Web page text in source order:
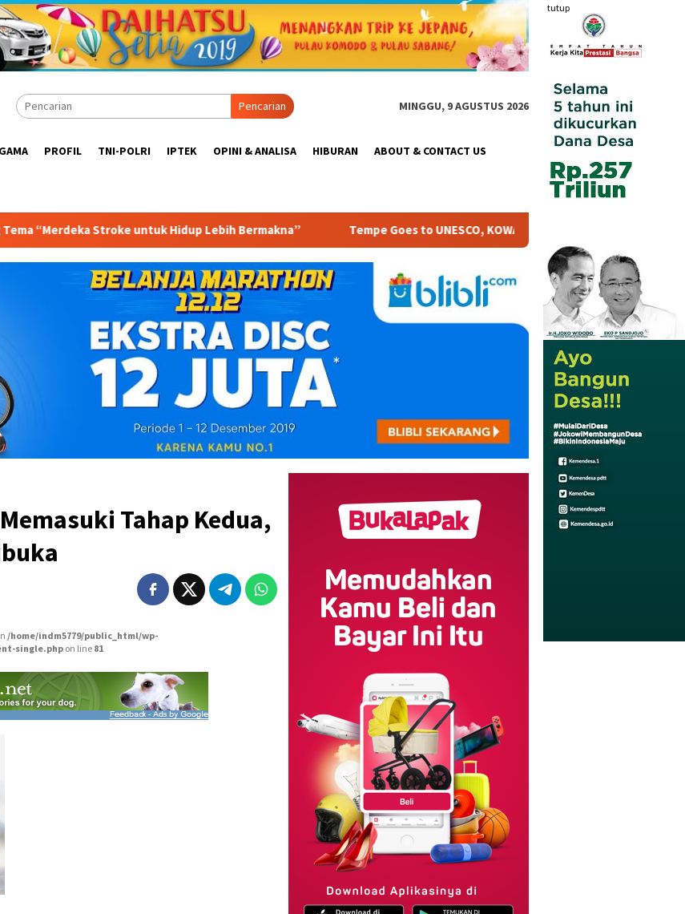
tutup
Pencarian MINGGU, 9 AGUSTUS 2026
PROFIL TNI-POLRI IPTEK OPINI & ANALISA HIBURAN ABOUT & CONTACT US
Lebih Bermakna” Tempe Goes to UNESCO, KOWANI Satukan Gerakan Pangan, Budaya dan Pemberdayaan
Tahap Kedua,
/home/indm5779/public_html/wp-
single.php on line 81